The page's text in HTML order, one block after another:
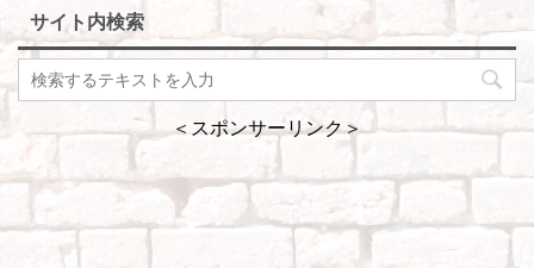
サイト内検索
＜スポンサーリンク＞